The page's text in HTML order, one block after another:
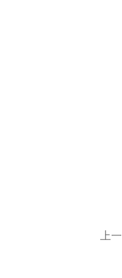
上